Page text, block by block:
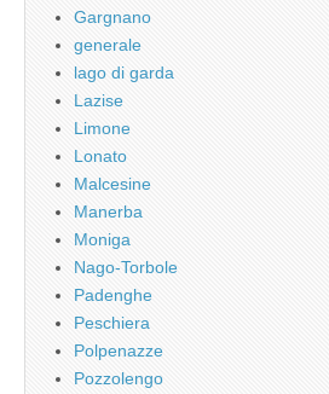
Gargnano
generale
lago di garda
Lazise
Limone
Lonato
Malcesine
Manerba
Moniga
Nago-Torbole
Padenghe
Peschiera
Polpenazze
Pozzolengo